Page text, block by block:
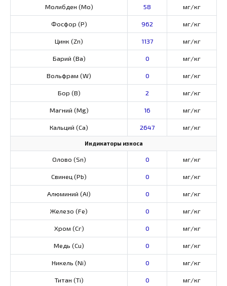
Молибден (Мо) 58 мг/кг
Фосфор (Р) 962 мг/кг
Цинк (Zn) 1137 мг/кг
Барий (Ва) 0 мг/кг
Вольфрам (W) 0 мг/кг
Бор (В) 2 мг/кг
Магний (Mg) 16 мг/кг
Кальций (Са) 2647 мг/кг
Индикаторы износа
Олово (Sn) 0 мг/кг
Свинец (Pb) 0 мг/кг
Алюминий (AI) 0 мг/кг
Железо (Fe) 0 мг/кг
Хром (Сг) 0 мг/кг
Медь (Cu) 0 мг/кг
Никель (Ni) 0 мг/кг
Титан (Ti) 0 мг/кг